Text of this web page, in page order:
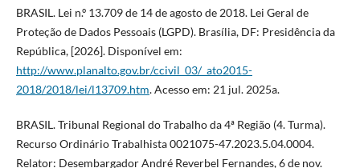
BRASIL. Lei n.º 13.709 de 14 de agosto de 2018. Lei Geral de
Proteção de Dados Pessoais (LGPD). Brasília, DF: Presidência da
República, [2026]. Disponível em:
http://www.planalto.gov.br/ccivil_03/_ato2015-
2018/2018/lei/l13709.htm. Acesso em: 21 jul. 2025a.
BRASIL. Tribunal Regional do Trabalho da 4ª Região (4. Turma).
Recurso Ordinário Trabalhista 0021075-47.2023.5.04.0004.
Relator: Desembargador André Reverbel Fernandes, 6 de nov.